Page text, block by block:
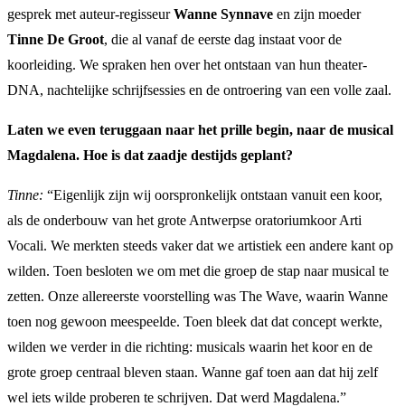
gesprek met auteur-regisseurWanne Synnave en zijn moeder
Tinne De Groot, die al vanaf de eerste dag instaat voor de
koorleiding. We spraken hen over het ontstaan van hun theater-
DNA, nachtelijke schrijfsessies en de ontroering van een volle zaal.
Laten we even teruggaan naar het prille begin, naar de musical
Magdalena. Hoe is dat zaadje destijds geplant?
Tinne: “Eigenlijk zijn wij oorspronkelijk ontstaan vanuit een koor,
als de onderbouw van het grote Antwerpse oratoriumkoor Arti
Vocali. We merkten steeds vaker dat we artistiek een andere kant op
wilden. Toen besloten we om met die groep de stap naar musical te
zetten. Onze allereerste voorstelling was The Wave, waarin Wanne
toen nog gewoon meespeelde. Toen bleek dat dat concept werkte,
wilden we verder in die richting: musicals waarin het koor en de
grote groep centraal bleven staan. Wanne gaf toen aan dat hij zelf
wel iets wilde proberen te schrijven. Dat werd Magdalena.”